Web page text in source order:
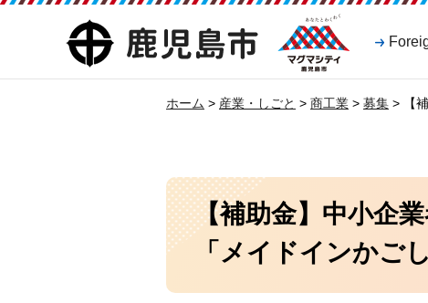
鹿児島市
マグマシティ
鹿児島市
ホーム > 産業・しごと > 商工業 > 募集 > 【
【補助金】中小企
「メイドインかご